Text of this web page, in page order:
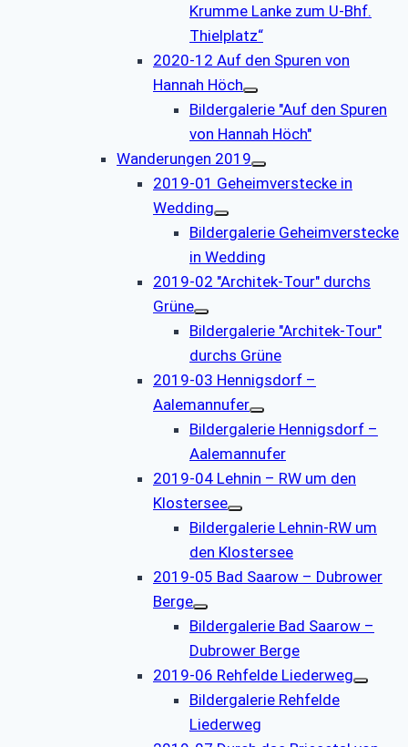
Krumme Lanke zum U-Bhf.
Thielplatz“
2020-12 Auf den Spuren von
Hannah Höch
Bildergalerie "Auf den Spuren
von Hannah Höch"
Wanderungen 2019
2019-01 Geheimverstecke in
Wedding
Bildergalerie Geheimverstecke
in Wedding
2019-02 "Architek-Tour" durchs
Grüne
Bildergalerie "Architek-Tour"
durchs Grüne
2019-03 Hennigsdorf –
Aalemannufer
Bildergalerie Hennigsdorf –
Aalemannufer
2019-04 Lehnin – RW um den
Klostersee
Bildergalerie Lehnin-RW um
den Klostersee
2019-05 Bad Saarow – Dubrower
Berge
Bildergalerie Bad Saarow –
Dubrower Berge
2019-06 Rehfelde Liederweg
Bildergalerie Rehfelde
Liederweg